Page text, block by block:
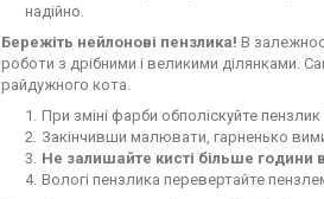
надійно.
Бережіть нейлонові пензлика! В
роботи з дрібними і великими ділянками.
райдужного кота.
При зміні фарби обполіскуйте
Закінчивши малювати, гарненько
Не залишайте кисті більше години
Вологі пензлика перевертайте